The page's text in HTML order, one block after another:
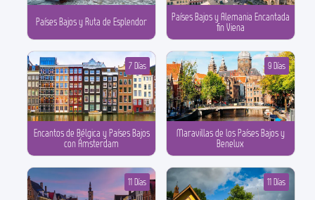
Países Bajos y Ruta de Esplendor
Países Bajos y Alemania Encantada
fin Viena
Encantos de Bélgica y Países Bajos
con Ámsterdam
7 Días
Maravillas de los Países Bajos y
Benelux
9 Días
11 Días 11 Días